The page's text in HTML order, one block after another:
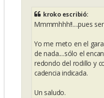
kroko escribió:
Mmmmhhh!!....pues
Yo me meto en el
de nada....sólo el
redondo del rodillo y
cadencia indicada.
Un saludo.